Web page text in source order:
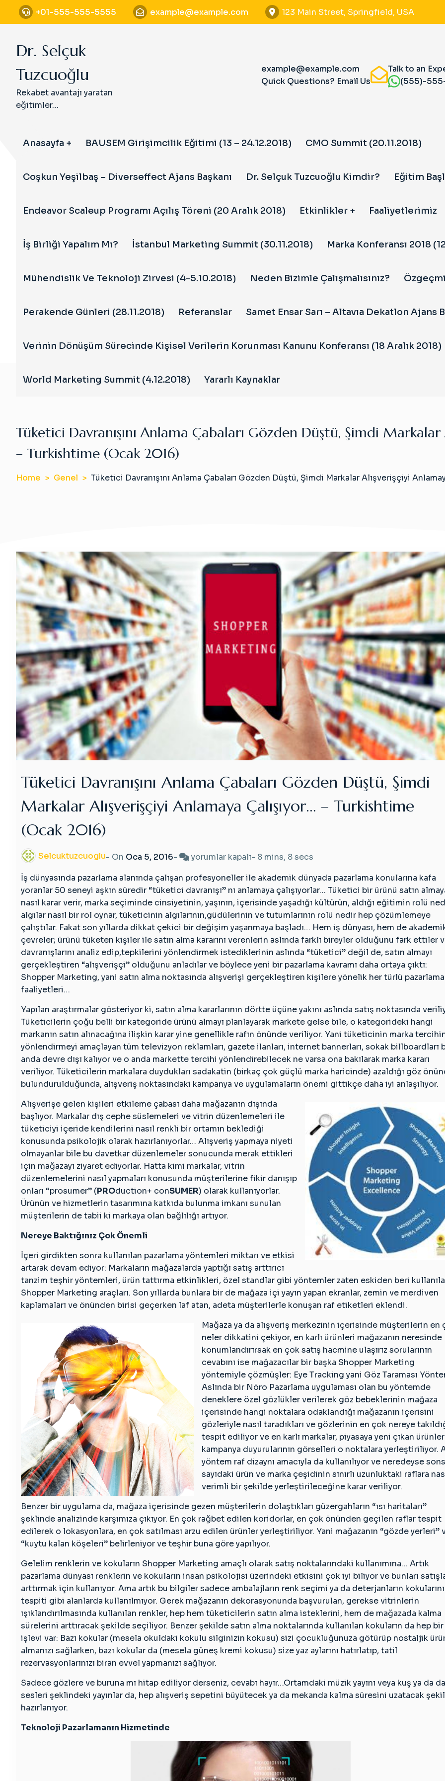
+01-555-555-5555 example@example.com 123 Main Street, Springfield, USA
Dr. Selçuk
Tuzcuoğlu
Rekabet avantajı yaratan
eğitimler…
example@example.com
Quick Questions? Email Us
Talk to an
(555)-
Anasayfa BAUSEM Girişimcilik Eğitimi (13 – 24.12.2018) CMO Summit (20.11.2018)
Coşkun Yeşilbaş – Diverseffect Ajans Başkanı Dr. Selçuk Tuzcuoğlu Kimdir? Eğitim
Endeavor Scaleup Programı Açılış Töreni (20 Aralık 2018) Etkinlikler Faaliyetlerimiz
İş Birliği Yapalım Mı? İstanbul Marketing Summit (30.11.2018) Marka Konferansı 2018
Mühendislik Ve Teknoloji Zirvesi (4-5.10.2018) Neden Bizimle Çalışmalısınız?
Perakende Günleri (28.11.2018) Referanslar Samet Ensar Sarı – Altavıa Dekatlon Ajans
Verinin Dönüşüm Sürecinde Kişisel Verilerin Korunması Kanunu Konferansı (18 Aralık 2018)
World Marketing Summit (4.12.2018) Yararlı Kaynaklar
Tüketici Davranışını Anlama Çabaları Gözden Düştü, Şimdi Markalar
– Turkishtime (Ocak 2016)
Home Genel Tüketici Davranışını Anlama Çabaları Gözden Düştü, Şimdi Markalar Alışverişçiyi
Tüketici Davranışını Anlama Çabaları Gözden Düştü, Şimdi
Markalar Alışverişçiyi Anlamaya Çalışıyor… – Turkishtime
(Ocak 2016)
Selcuktuzcuoglu- On Oca 5, 2016-
Tüketici
Anlama
Çabaları
Gözden
Düştü,
Şimdi
Markalar
Alışverişçiyi
Anlamaya
Çalışıyor…
Turkishtime
(Ocak
2016)
için
yorumlar kapalı- 8 mins, 8 secs
İş dünyasında pazarlama alanında çalışan profesyoneller ile akademik dünyada pazarlama konularına kafa
yoranlar 50 seneyi aşkın süredir “tüketici davranışı” nı anlamaya çalışıyorlar… Tüketici bir ürünü satın
nasıl karar verir, marka seçiminde cinsiyetinin, yaşının, içerisinde yaşadığı kültürün, aldığı eğitimin rolü
algılar nasıl bir rol oynar, tüketicinin algılarının,güdülerinin ve tutumlarının rolü nedir hep çözümlemeye
çalıştılar. Fakat son yıllarda dikkat çekici bir değişim yaşanmaya başladı… Hem iş dünyası, hem de
çevreler; ürünü tüketen kişiler ile satın alma kararını verenlerin aslında farklı bireyler olduğunu fark ettiler
davranışlarını analiz edip,tepkilerini yönlendirmek istediklerinin aslında “tüketici” değil de, satın almayı
gerçekleştiren “alışverişçi” olduğunu anladılar ve böylece yeni bir pazarlama kavramı daha ortaya çıktı:
Shopper Marketing, yani satın alma noktasında alışverişi gerçekleştiren kişilere yönelik her türlü pazarlama
faaliyetleri…
Yapılan araştırmalar gösteriyor ki, satın alma kararlarının dörtte üçüne yakını aslında satış noktasında
Tüketicilerin çoğu belli bir kategoride ürünü almayı planlayarak markete gelse bile, o kategorideki hangi
markanın satın alınacağına ilişkin karar yine genellikle rafın önünde veriliyor. Yani tüketicinin marka
yönlendirmeyi amaçlayan tüm televizyon reklamları, gazete ilanları, internet bannerları, sokak billboardları
anda devre dışı kalıyor ve o anda markette tercihi yönlendirebilecek ne varsa ona bakılarak marka kararı
veriliyor. Tüketicilerin markalara duydukları sadakatin (birkaç çok güçlü marka haricinde) azaldığı göz
bulundurulduğunda, alışveriş noktasındaki kampanya ve uygulamaların önemi gittikçe daha iyi anlaşılıyor.
Alışverişe gelen kişileri etkileme çabası daha mağazanın dışında
başlıyor. Markalar dış cephe süslemeleri ve vitrin düzenlemeleri ile
tüketiciyi içeride kendilerini nasıl renkli bir ortamın beklediği
konusunda psikolojik olarak hazırlanıyorlar… Alışveriş yapmaya niyeti
olmayanlar bile bu davetkar düzenlemeler sonucunda merak ettikleri
için mağazayı ziyaret ediyorlar. Hatta kimi markalar, vitrin
düzenlemelerini nasıl yapmaları konusunda müşterilerine fikir danışıp
onları “prosumer” (PROduction+ conSUMER) olarak kullanıyorlar.
Ürünün ve hizmetlerin tasarımına katkıda bulunma imkanı sunulan
müşterilerin de tabii ki markaya olan bağlılığı artıyor.
Nereye Baktığınız Çok Önemli
İçeri girdikten sonra kullanılan pazarlama yöntemleri miktarı ve etkisi
artarak devam ediyor: Markaların mağazalarda yaptığı satış arttırıcı
tanzim teşhir yöntemleri, ürün tattırma etkinlikleri, özel standlar gibi yöntemler zaten eskiden beri
Shopper Marketing araçları. Son yıllarda bunlara bir de mağaza içi yayın yapan ekranlar, zemin ve merdiven
kaplamaları ve önünden birisi geçerken laf atan, adeta müşterilerle konuşan raf etiketleri eklendi.
Mağaza ya da alışveriş merkezinin içerisinde müşterilerin en
neler dikkatini çekiyor, en karlı ürünleri mağazanın neresinde
konumlandırırsak en çok satış hacmine ulaşırız sorularının
cevabını ise mağazacılar bir başka Shopper Marketing
yöntemiyle çözmüşler: Eye Tracking yani Göz Taraması
Aslında bir Nöro Pazarlama uygulaması olan bu yöntemde
deneklere özel gözlükler verilerek göz bebeklerinin mağaza
içerisinde hangi noktalara odaklandığı mağazanın içerisini
gözleriyle nasıl taradıkları ve gözlerinin en çok nereye
tespit ediliyor ve en karlı markalar, piyasaya yeni çıkan
kampanya duyurularının görselleri o noktalara yerleştiriliyor.
yöntem raf dizaynı amacıyla da kullanılıyor ve neredeyse
sayıdaki ürün ve marka çeşidinin sınırlı uzunluktaki raflara
verimli bir şekilde yerleştirileceğine karar veriliyor.
Benzer bir uygulama da, mağaza içerisinde gezen müşterilerin dolaştıkları güzergahların “ısı haritaları”
şeklinde analizinde karşımıza çıkıyor. En çok rağbet edilen koridorlar, en çok önünden geçilen raflar tespit
edilerek o lokasyonlara, en çok satılması arzu edilen ürünler yerleştiriliyor. Yani mağazanın “gözde yerleri”
“kuytu kalan köşeleri” belirleniyor ve teşhir buna göre yapılıyor.
Gelelim renklerin ve kokuların Shopper Marketing amaçlı olarak satış noktalarındaki kullanımına… Artık
pazarlama dünyası renklerin ve kokuların insan psikolojisi üzerindeki etkisini çok iyi biliyor ve bunları
arttırmak için kullanıyor. Ama artık bu bilgiler sadece ambalajların renk seçimi ya da deterjanların
tespiti gibi alanlarda kullanılmıyor. Gerek mağazanın dekorasyonunda başvurulan, gerekse vitrinlerin
ışıklandırılmasında kullanılan renkler, hep hem tüketicilerin satın alma isteklerini, hem de mağazada kalma
sürelerini arttıracak şekilde seçiliyor. Benzer şekilde satın alma noktalarında kullanılan kokuların da hep bir
işlevi var: Bazı kokular (mesela okuldaki kokulu silginizin kokusu) sizi çocukluğunuza götürüp nostaljik
almanızı sağlarken, bazı kokular da (mesela güneş kremi kokusu) size yaz aylarını hatırlatıp, tatil
rezervasyonlarınızı biran evvel yapmanızı sağlıyor.
Sadece gözlere ve buruna mı hitap ediliyor derseniz, cevabı hayır…Ortamdaki müzik yayını veya kuş ya da
sesleri şeklindeki yayınlar da, hep alışveriş sepetini büyütecek ya da mekanda kalma süresini uzatacak
hazırlanıyor.
Teknoloji Pazarlamanın Hizmetinde